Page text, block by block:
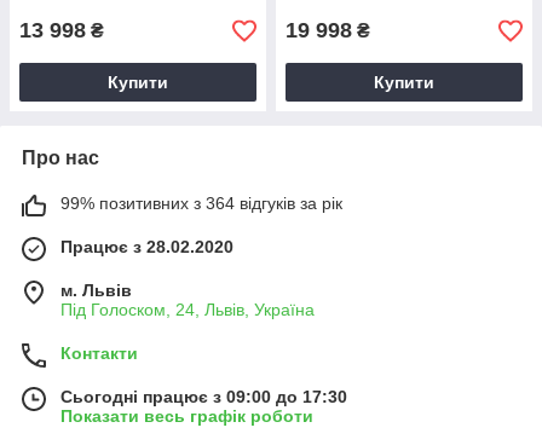
13 998 ₴
Купити
19 998 ₴
Купити
Про нас
99% позитивних з 364 відгуків за рік
Працює з 28.02.2020
м. Львів
Під Голоском, 24, Львів, Україна
Контакти
Сьогодні працює з 09:00 до 17:30
Показати весь графік роботи